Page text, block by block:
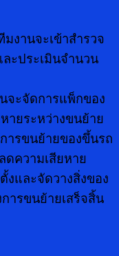
มงานจะเข้าสำรวจ
ะประเมินจำนวน
จะจัดการแพ็กของ
ายระหว่างขนย้าย
ารขนย้ายของขึ้นรถ
ดความเสียหาย
งและจัดวางสิ่งของ
ารขนย้ายเสร็จสิ้น